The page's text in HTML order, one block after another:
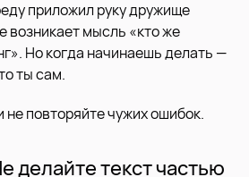
приложил руку дружище
возникает мысль «кто же
Но когда начинаешь делать —
ты сам.
не повторяйте чужих ошибок.
делайте текст частью